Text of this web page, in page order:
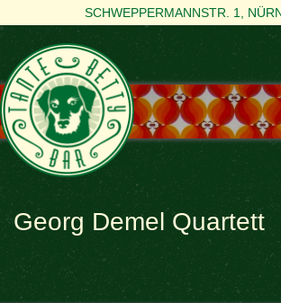
SCHWEPPERMANNSTR. 1,
Georg Demel Quartett